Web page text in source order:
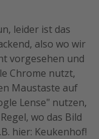
leider ist das
also wo wir
vorgesehen und
Chrome nutzt,
Maustaste auf
Lense" nutzen,
wo das Bild
hier: Keukenhof!